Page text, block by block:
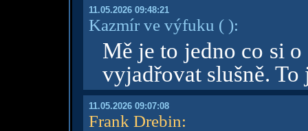
11.05.2026 09:48:21
Kazmír ve výfuku ( ):
Mě je to jedno co si
vyjadřovat slušně. To
11.05.2026 09:07:08
Frank Drebin: